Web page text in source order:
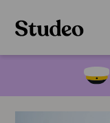
Preppaaja